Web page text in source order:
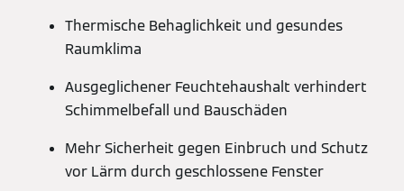
Thermische Behaglichkeit und gesundes
Raumklima
Ausgeglichener Feuchtehaushalt verhindert
Schimmelbefall und Bauschäden
Mehr Sicherheit gegen Einbruch und Schutz
vor Lärm durch geschlossene Fenster